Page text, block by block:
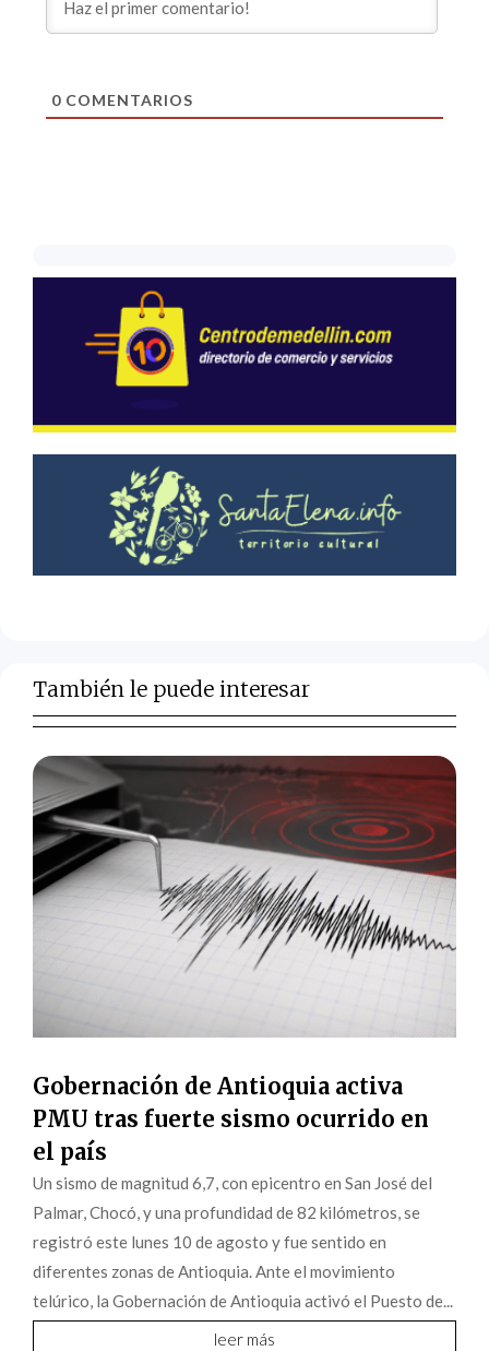
0COMENTARIOS
También le puede interesar
Gobernación de Antioquia activa
PMU tras fuerte sismo ocurrido en
el país
Un sismo de magnitud 6,7, con epicentro en San José del
Palmar, Chocó, y una profundidad de 82 kilómetros, se
registró este lunes 10 de agosto y fue sentido en
diferentes zonas de Antioquia. Ante el movimiento
telúrico, la Gobernación de Antioquia activó el Puesto de...
leer más